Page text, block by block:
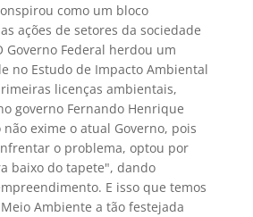
como um bloco
ações de setores da sociedade
Governo Federal herdou um
no Estudo de Impacto Ambiental
licenças ambientais,
governo Fernando Henrique
não exime o atual Governo, pois
o problema, optou por
baixo do tapete", dando
E isso que temos
Ambiente a tão festejada